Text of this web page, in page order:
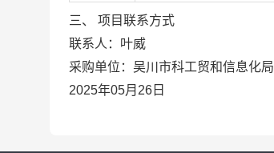
三、 项目联系方式
联系人：叶威
采购单位：吴川市科工贸和信息化局
2025年05月26日